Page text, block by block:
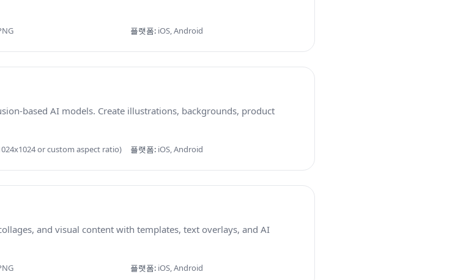
플랫폼: iOS, Android
based AI models. Create illustrations, backgrounds, product
or custom aspect ratio) 플랫폼: iOS, Android
and visual content with templates, text overlays, and AI
플랫폼: iOS, Android